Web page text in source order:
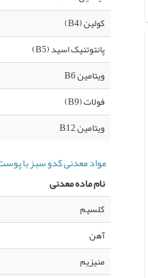
کولین (B4)
پانتوتنیک اسید (B5)
ویتامین B6
فولات (B9)
ویتامین B12
مواد معدنی کدو سبز با
نام ماده معدنی
کلسیم
آهن
منیزیم